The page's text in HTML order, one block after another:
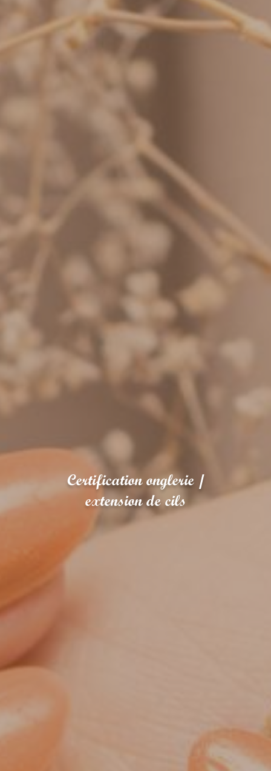
Certification onglerie /
extension de cils